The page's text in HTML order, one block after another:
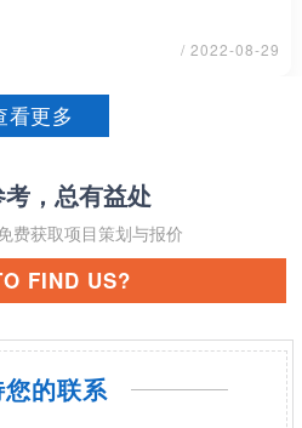
/ 2022-08-29
看更多
，总有益处
费获取项目策划与报价
FIND US?
的联系